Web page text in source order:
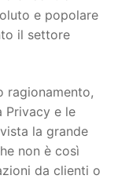
e popolare
il settore
ragionamento,
Privacy e le
la grande
non è così
da clienti o